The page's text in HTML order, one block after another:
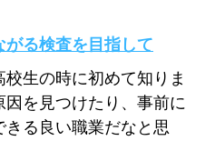
がる検査を目指して
生の時に初めて知りま
因を見つけたり、事前に
る良い職業だなと思